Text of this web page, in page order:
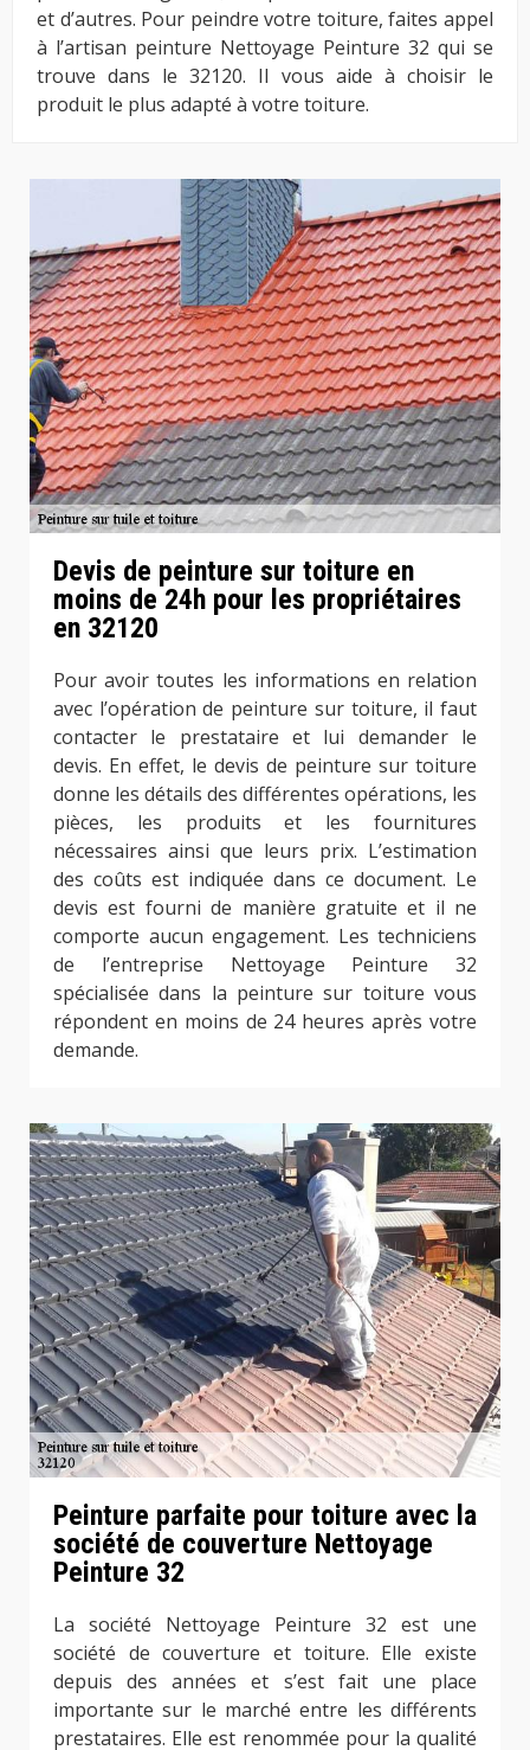
et d’autres. Pour peindre votre toiture, faites appel
à l’artisan peinture Nettoyage Peinture 32 qui se
trouve dans le 32120. Il vous aide à choisir le
produit le plus adapté à votre toiture.
Devis de peinture sur toiture en
moins de 24h pour les propriétaires
en 32120
Pour avoir toutes les informations en relation
avec l’opération de peinture sur toiture, il faut
contacter le prestataire et lui demander le
devis. En effet, le devis de peinture sur toiture
donne les détails des différentes opérations, les
pièces, les produits et les fournitures
nécessaires ainsi que leurs prix. L’estimation
des coûts est indiquée dans ce document. Le
devis est fourni de manière gratuite et il ne
comporte aucun engagement. Les techniciens
de l’entreprise Nettoyage Peinture 32
spécialisée dans la peinture sur toiture vous
répondent en moins de 24 heures après votre
demande.
Peinture parfaite pour toiture avec la
société de couverture Nettoyage
Peinture 32
La société Nettoyage Peinture 32 est une
société de couverture et toiture. Elle existe
depuis des années et s’est fait une place
importante sur le marché entre les différents
prestataires. Elle est renommée pour la qualité